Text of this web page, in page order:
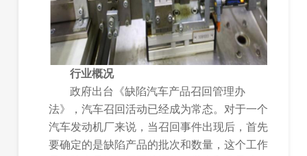
行业概况
政府出台《缺陷汽车产品召回管理办
法》，汽车召回活动已经成为常态。对于一个
汽车发动机厂来说，当召回事件出现后，首先
要确定的是缺陷产品的批次和数量，这个工作